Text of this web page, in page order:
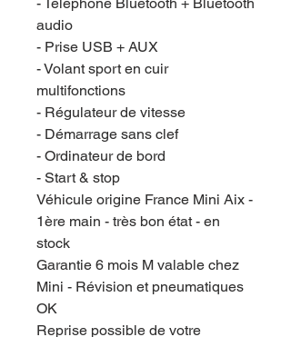
audio
- Prise USB + AUX
- Volant sport en cuir
multifonctions
- Régulateur de vitesse
- Démarrage sans clef
- Ordinateur de bord
- Start & stop
Véhicule origine France Mini Aix -
1ère main - très bon état - en
stock
Garantie 6 mois M valable chez
Mini - Révision et pneumatiques
OK
Reprise possible de votre